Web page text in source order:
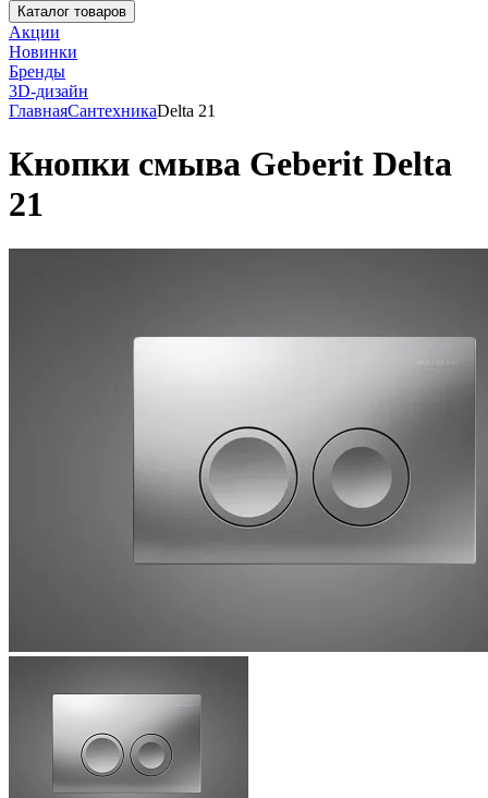
Каталог товаров
Акции
Новинки
Бренды
3D-дизайн
ГлавнаяСантехникаDelta 21
Кнопки смыва Geberit Delta
21